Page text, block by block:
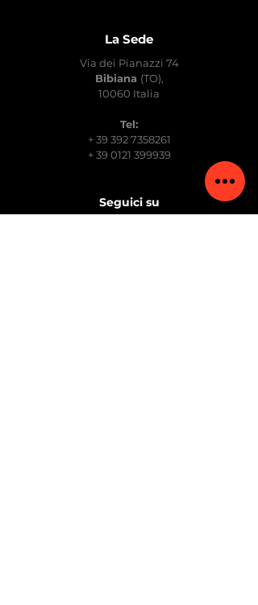
La Sede
Via dei Pianazzi 74
Bibiana (TO),
10060 Italia
Tel:
+39 392 7358261
+39 0121 399939
Seguici su